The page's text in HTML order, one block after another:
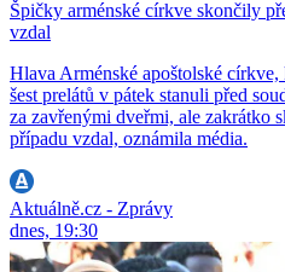
Špičky arménské církve skončily
vzdal
Hlava Arménské apoštolské
šest prelátů v pátek stanuli před
za zavřenými dveřmi, ale zakrátko
případu vzdal, oznámila média.
Aktuálně.cz - Zprávy
dnes, 19:30